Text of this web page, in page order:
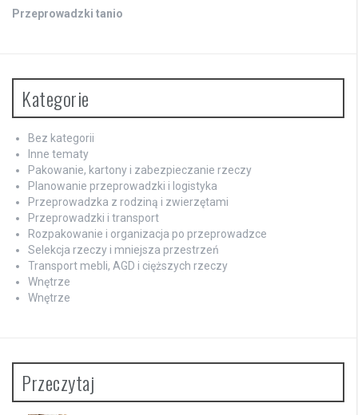
Przeprowadzki tanio
Kategorie
Bez kategorii
Inne tematy
Pakowanie, kartony i zabezpieczanie rzeczy
Planowanie przeprowadzki i logistyka
Przeprowadzka z rodziną i zwierzętami
Przeprowadzki i transport
Rozpakowanie i organizacja po przeprowadzce
Selekcja rzeczy i mniejsza przestrzeń
Transport mebli, AGD i cięższych rzeczy
Wnętrze
Wnętrze
Przeczytaj